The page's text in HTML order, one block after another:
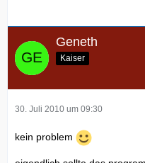
Geneth
Kaiser
30. Juli 2010 um 09:30
kein problem